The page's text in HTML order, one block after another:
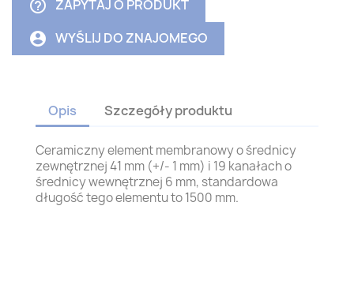
help_outline ZAPYTAJ O PRODUKT
account_circle WYŚLIJ DO ZNAJOMEGO
Opis Szczegóły produktu
Ceramiczny element membranowy o średnicy
zewnętrznej 41 mm (+/- 1 mm) i 19 kanałach o
średnicy wewnętrznej 6 mm, standardowa
długość tego elementu to 1500 mm.